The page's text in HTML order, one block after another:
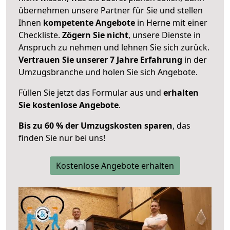
übernehmen unsere Partner für Sie und stellen
Ihnen kompetente Angebote in Herne mit einer
Checkliste. Zögern Sie nicht, unsere Dienste in
Anspruch zu nehmen und lehnen Sie sich zurück.
Vertrauen Sie unserer 7 Jahre Erfahrung in der
Umzugsbranche und holen Sie sich Angebote.
Füllen Sie jetzt das Formular aus und erhalten
Sie kostenlose Angebote.
Bis zu 60 % der Umzugskosten sparen, das
finden Sie nur bei uns!
Kostenlose Angebote erhalten